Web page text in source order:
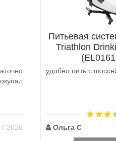
Питьевая
Triathlon
удобно пить с
Ольга С